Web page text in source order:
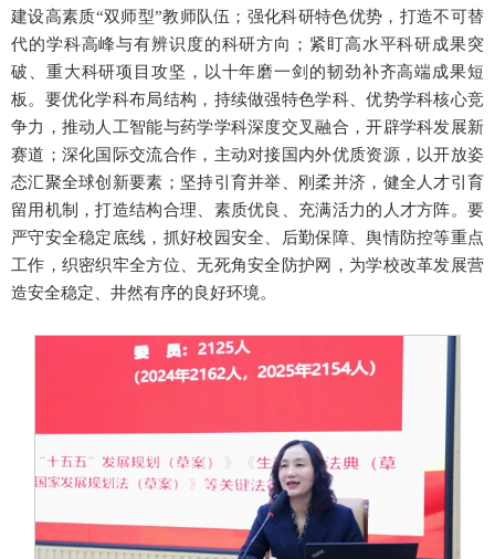
建设高素质“双师型”教师队伍；强化科研特色优势，打造不可替
代的学科高峰与有辨识度的科研方向；紧盯高水平科研成果突
破、重大科研项目攻坚，以十年磨一剑的韧劲补齐高端成果短
板。要优化学科布局结构，持续做强特色学科、优势学科核心竞
争力，推动人工智能与药学学科深度交叉融合，开辟学科发展新
赛道；深化国际交流合作，主动对接国内外优质资源，以开放姿
态汇聚全球创新要素；坚持引育并举、刚柔并济，健全人才引育
留用机制，打造结构合理、素质优良、充满活力的人才方阵。要
严守安全稳定底线，抓好校园安全、后勤保障、舆情防控等重点
工作，织密织牢全方位、无死角安全防护网，为学校改革发展营
造安全稳定、井然有序的良好环境。